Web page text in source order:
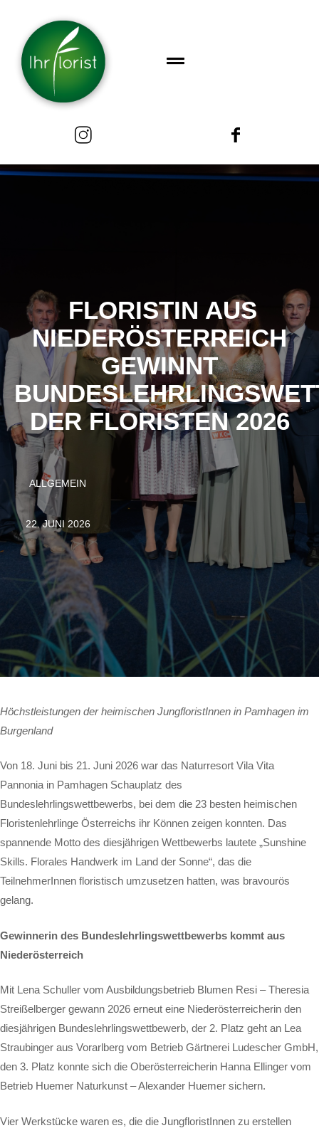
FLORISTIN AUS
NIEDERÖSTERREICH
GEWINNT
DER FLORISTEN 2026
ALLGEMEIN
22. JUNI 2026
Höchstleistungen der heimischen JungfloristInnen in Pamhagen im
Burgenland
Von 18. Juni bis 21. Juni 2026 war das Naturresort Vila Vita
Pannonia in Pamhagen Schauplatz des
Bundeslehrlingswettbewerbs, bei dem die 23 besten heimischen
Floristenlehrlinge Österreichs ihr Können zeigen konnten. Das
spannende Motto des diesjährigen Wettbewerbs lautete „Sunshine
Skills. Florales Handwerk im Land der Sonne“, das die
TeilnehmerInnen floristisch umzusetzen hatten, was bravourös
gelang.
Gewinnerin des Bundeslehrlingswettbewerbs kommt aus
Niederösterreich
Mit Lena Schuller vom Ausbildungsbetrieb Blumen Resi – Theresia
Streißelberger gewann 2026 erneut eine Niederösterreicherin den
diesjährigen Bundeslehrlingswettbewerb, der 2. Platz geht an Lea
Straubinger aus Vorarlberg vom Betrieb Gärtnerei Ludescher GmbH,
den 3. Platz konnte sich die Oberösterreicherin Hanna Ellinger vom
Betrieb Huemer Naturkunst – Alexander Huemer sichern.
Vier Werkstücke waren es, die die JungfloristInnen zu erstellen